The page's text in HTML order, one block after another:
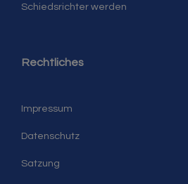
Schiedsrichter werden
Rechtliches
Impressum
Datenschutz
Satzung